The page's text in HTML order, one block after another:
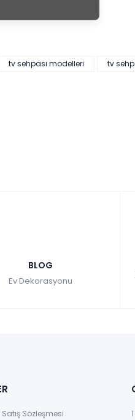
tv sehpası modelleri tv
BLOG
Ev Dekorasyonu
Sözleşmesi